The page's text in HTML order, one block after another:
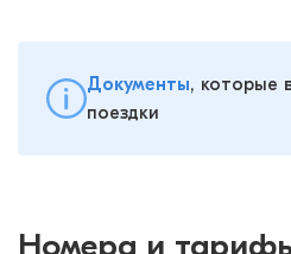
Документы, которые
поездки
Номера и